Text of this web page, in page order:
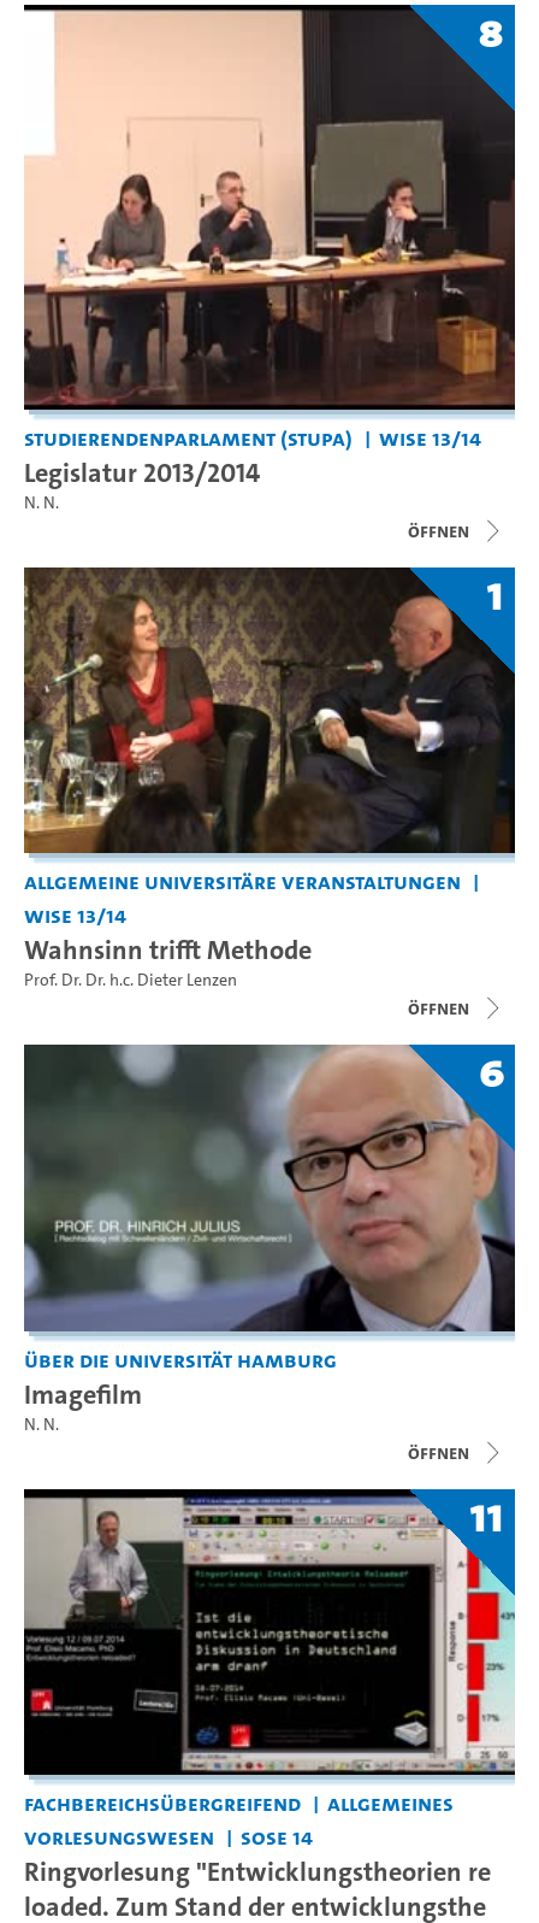
8
Studierendenparlament (StuPa) WiSe 13/14
Legislatur 2013/2014
N. N.
Öffnen
1
Allgemeine universitäre Veranstaltungen
WiSe 13/14
Wahnsinn trifft Methode
Prof. Dr. Dr. h.c. Dieter Lenzen
Öffnen
6
Über die Universität Hamburg
Imagefilm
N. N.
Öffnen
11
Fachbereichsübergreifend
Allgemeines
Vorlesungswesen
SoSe 14
Ringvorlesung "Entwicklungstheorien re
loaded. Zum Stand der entwicklungsthe